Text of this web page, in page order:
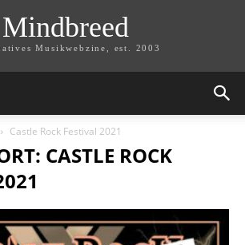
Mindbreed
Musikwebzine, est. 2003
Castle Rock Festival 2021
CASTLE ROCK